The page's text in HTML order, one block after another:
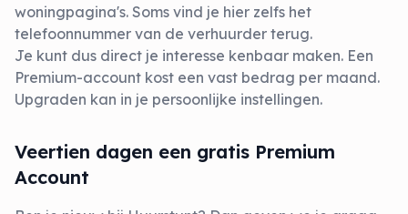
woningpagina's. Soms vind je hier zelfs het
telefoonnummer van de verhuurder terug.
Je kunt dus direct je interesse kenbaar maken. Een
Premium-account kost een vast bedrag per maand.
Upgraden kan in je persoonlijke instellingen.
Veertien dagen een gratis Premium
Account